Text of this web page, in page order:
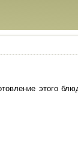
этого